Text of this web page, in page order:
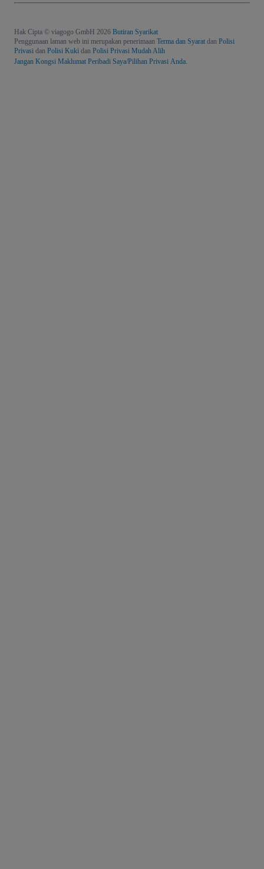
Hak Cipta © viagogo GmbH 2026 Butiran Syarikat
Penggunaan laman web ini merupakan penerimaan Terma dan Syarat dan Polisi
Privasi dan Polisi Kuki dan Polisi Privasi Mudah Alih
Jangan Kongsi Maklumat Peribadi Saya/Pilihan Privasi Anda.